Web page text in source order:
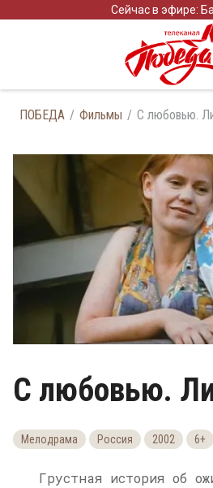
Сейчас в эфире:
ПОБЕДА Фильмы С любовью.
С любовью.
Мелодрама Россия 2002 6+
Грустная история об